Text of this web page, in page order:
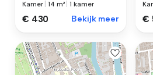
Kamer |14 m² |1 kamer
€ 430 Bekijk meer €